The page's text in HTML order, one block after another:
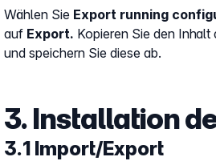
Wählen Sie Export running
auf Export. Kopieren Sie den
und speichern Sie diese ab.
3. Installation
3.1 Import/Export